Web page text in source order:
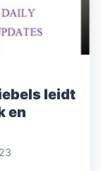
leidt
en